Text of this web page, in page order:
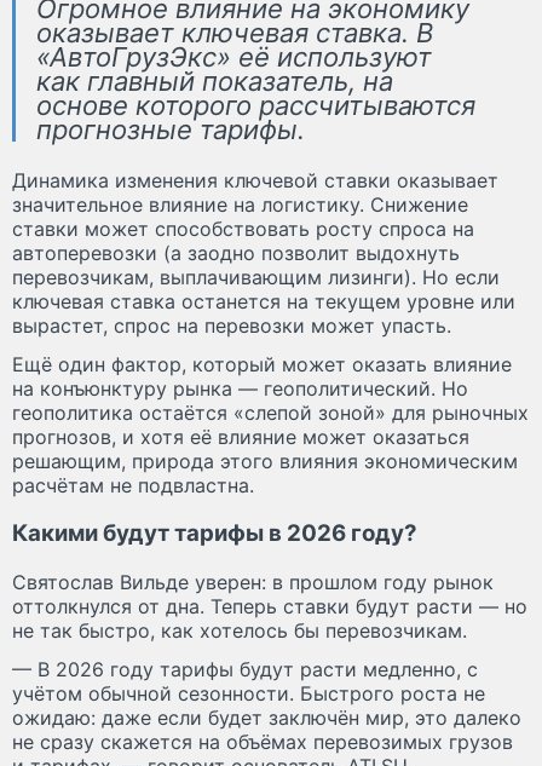
Огромное влияние на экономику
оказывает ключевая ставка. В
«АвтоГрузЭкс» её используют
как главный показатель, на
основе которого рассчитываются
прогнозные тарифы.
Динамика изменения ключевой ставки оказывает
значительное влияние на логистику. Снижение
ставки может способствовать росту спроса на
автоперевозки (а заодно позволит выдохнуть
перевозчикам, выплачивающим лизинги). Но если
ключевая ставка останется на текущем уровне или
вырастет, спрос на перевозки может упасть.
Ещё один фактор, который может оказать влияние
на конъюнктуру рынка — геополитический. Но
геополитика остаётся «слепой зоной» для рыночных
прогнозов, и хотя её влияние может оказаться
решающим, природа этого влияния экономическим
расчётам не подвластна.
Какими будут тарифы в 2026 году?
Святослав Вильде уверен: в прошлом году рынок
оттолкнулся от дна. Теперь ставки будут расти — но
не так быстро, как хотелось бы перевозчикам.
— В 2026 году тарифы будут расти медленно, с
учётом обычной сезонности. Быстрого роста не
ожидаю: даже если будет заключён мир, это далеко
не сразу скажется на объёмах перевозимых грузов